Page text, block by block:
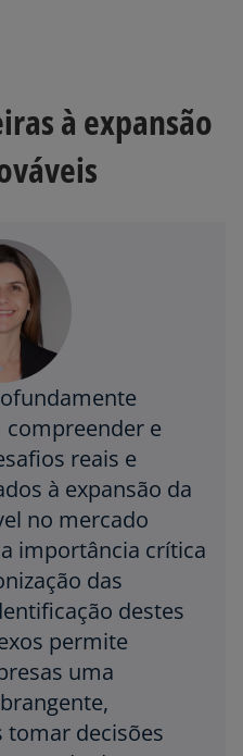
à expansão
e
reais e
à expansão da
no mercado
importância crítica
das
destes
permite
uma
decisões